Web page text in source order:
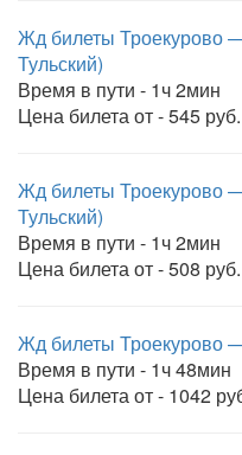
Жд билеты Троекурово
Тульский)
Время в пути - 1ч 2мин
Цена билета от - 545 руб.
Жд билеты Троекурово
Тульский)
Время в пути - 1ч 2мин
Цена билета от - 508 руб.
Жд билеты Троекурово
Время в пути - 1ч 48мин
Цена билета от - 1042